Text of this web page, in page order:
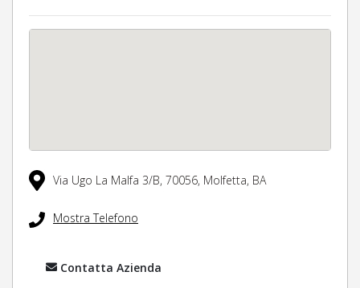
Via Ugo La Malfa 3/B, 70056, Molfetta, BA
Mostra Telefono
Contatta Azienda